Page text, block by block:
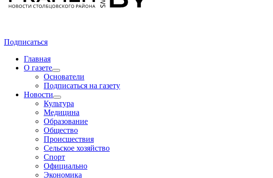
Подписаться
Главная
О газете
Основатели
Подписаться на газету
Новости
Культура
Медицина
Образование
Общество
Происшествия
Сельское хозяйство
Спорт
Официально
Экономика